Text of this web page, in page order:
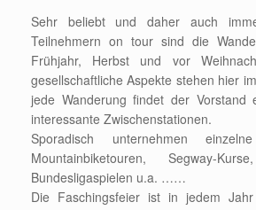
Sehr beliebt und daher auch
Teilnehmern on tour sind die
Frühjahr, Herbst und vor
gesellschaftliche Aspekte stehen hier
jede Wanderung findet der Vorstand
interessante Zwischenstationen.
Sporadisch unternehmen
Mountainbiketouren, Segway-
Bundesligaspielen u.a. ……
Die Faschingsfeier ist in jedem